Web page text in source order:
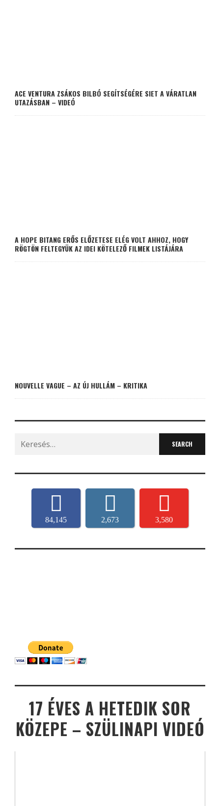
ACE VENTURA ZSÁKOS BILBÓ SEGÍTSÉGÉRE SIET A VÁRATLAN
UTAZÁSBAN – VIDEÓ
A HOPE BITANG ERŐS ELŐZETESE ELÉG VOLT AHHOZ, HOGY
RÖGTÖN FELTEGYÜK AZ IDEI KÖTELEZŐ FILMEK LISTÁJÁRA
NOUVELLE VAGUE – AZ ÚJ HULLÁM – KRITIKA
Search
for:
84,145 2,673 3,580
17 ÉVES A HETEDIK SOR
KÖZEPE – SZÜLINAPI VIDEÓ